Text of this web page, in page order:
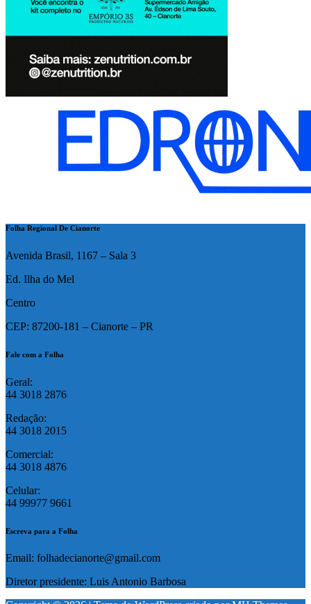
Folha Regional De Cianorte
Avenida Brasil, 1167 – Sala 3
Ed. Ilha do Mel
Centro
CEP: 87200-181 – Cianorte – PR
Fale com a Folha
Geral:
44 3018 2876
Redação:
44 3018 2015
Comercial:
44 3018 4876
Celular:
44 99977 9661
Escreva para a Folha
Email: folhadecianorte@gmail.com
Diretor presidente: Luis Antonio Barbosa